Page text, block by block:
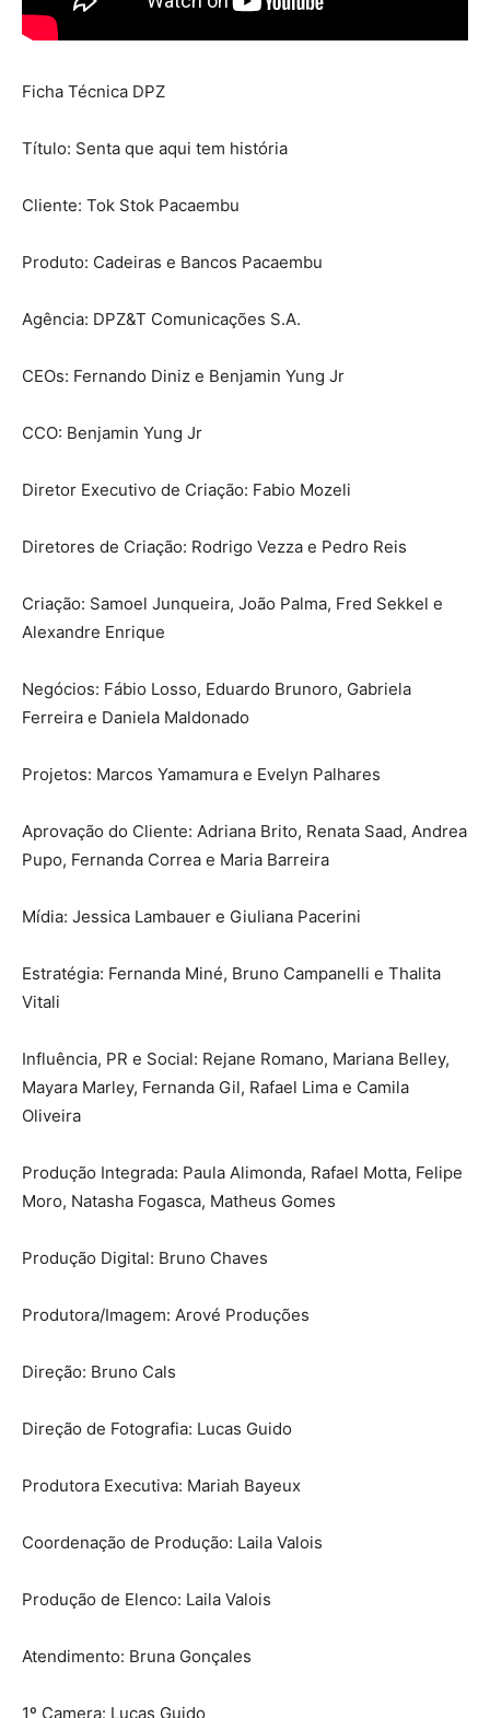
Ficha Técnica DPZ
Título: Senta que aqui tem história
Cliente: Tok Stok Pacaembu
Produto: Cadeiras e Bancos Pacaembu
Agência: DPZ&T Comunicações S.A.
CEOs: Fernando Diniz e Benjamin Yung Jr
CCO: Benjamin Yung Jr
Diretor Executivo de Criação: Fabio Mozeli
Diretores de Criação: Rodrigo Vezza e Pedro Reis
Criação: Samoel Junqueira, João Palma, Fred Sekkel e
Alexandre Enrique
Negócios: Fábio Losso, Eduardo Brunoro, Gabriela
Ferreira e Daniela Maldonado
Projetos: Marcos Yamamura e Evelyn Palhares
Aprovação do Cliente: Adriana Brito, Renata Saad, Andrea
Pupo, Fernanda Correa e Maria Barreira
Mídia: Jessica Lambauer e Giuliana Pacerini
Estratégia: Fernanda Miné, Bruno Campanelli e Thalita
Vitali
Influência, PR e Social: Rejane Romano, Mariana Belley,
Mayara Marley, Fernanda Gil, Rafael Lima e Camila
Oliveira
Produção Integrada: Paula Alimonda, Rafael Motta, Felipe
Moro, Natasha Fogasca, Matheus Gomes
Produção Digital: Bruno Chaves
Produtora/Imagem: Arové Produções
Direção: Bruno Cals
Direção de Fotografia: Lucas Guido
Produtora Executiva: Mariah Bayeux
Coordenação de Produção: Laila Valois
Produção de Elenco: Laila Valois
Atendimento: Bruna Gonçales
1º Camera: Lucas Guido